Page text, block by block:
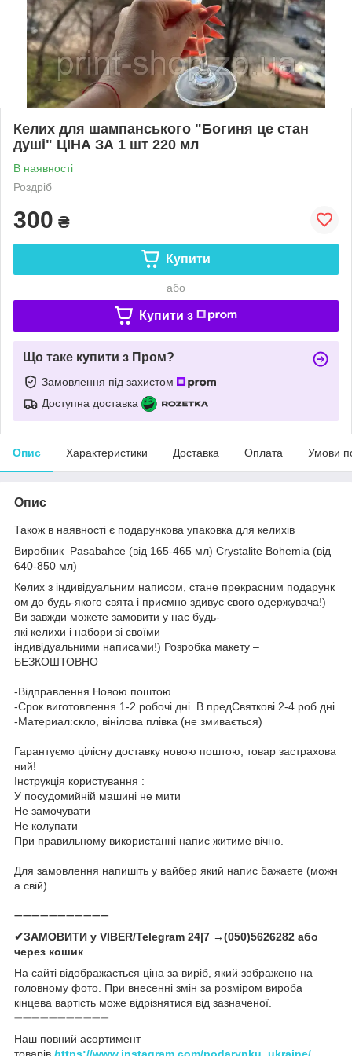
Келих для шампанського "Богиня це стан
душі" ЦІНА ЗА 1 шт 220 мл
В наявності
Роздріб
300 ₴
Купити
або
Купити з
Що таке купити з Пром?
Замовлення під захистом
Доступна доставка
Опис Характеристики Доставка Оплата Умови
Опис
Також в наявності є подарункова упаковка для келихів
Виробник Pasabahce (від 165-465 мл) Crystalite Bohemia (від
640-850 мл)
Келих з індивідуальним написом, стане прекрасним подарунк
ом до будь-якого свята і приємно здивує свого одержувача!)
Ви завжди можете замовити у нас будь-
які келихи і набори зі своїми
індивідуальними написами!) Розробка макету –
БЕЗКОШТОВНО
-Відправлення Новою поштою
-Срок виготовлення 1-2 робочі дні. В предСвяткові 2-4 роб.дні.
-Материал:скло, вінілова плівка (не змивається)
Гарантуємо цілісну доставку новою поштою, товар застрахова
ний!
Інструкція користування :
У посудомийній машині не мити
Не замочувати
Не колупати
При правильному використанні напис житиме вічно.
Для замовлення напишіть у вайбер який напис бажаєте (можн
а свій)
➖➖➖➖➖➖➖➖➖➖➖
✔ЗАМОВИТИ у VIBER/Telegram 24|7 →(050)5626282 або
через кошик
На сайті відображається ціна за виріб, який зображено на
головному фото. При внесенні змін за розміром вироба
кінцева вартість може відрізнятися від зазначеної.
➖➖➖➖➖➖➖➖➖➖➖
Наш повний асортимент
товарів https://www.instagram.com/podarynku_ukraine/